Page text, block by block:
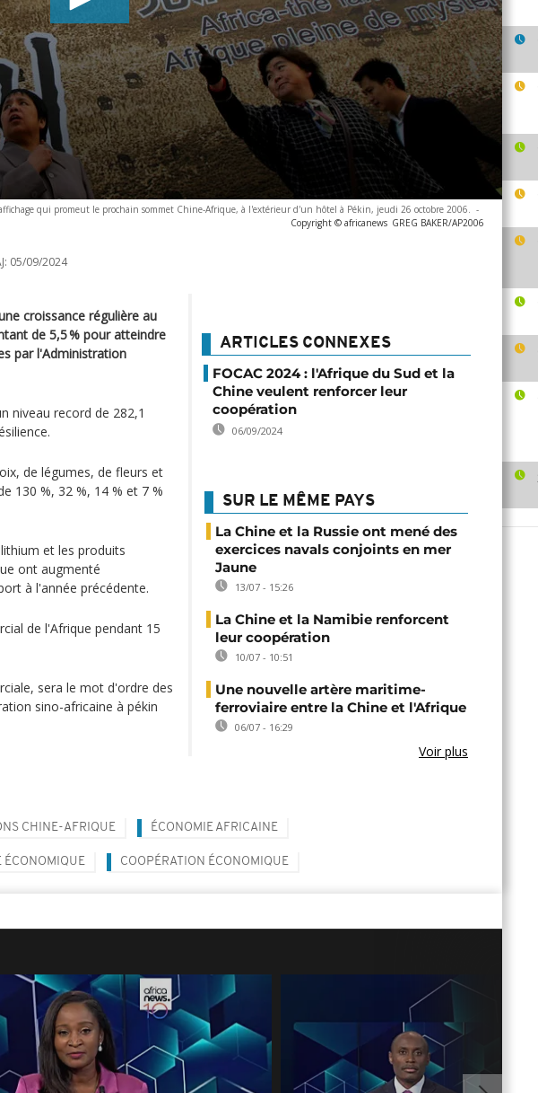
qui promeut le prochain sommet Chine-Afrique, à l'extérieur d'un hôtel à Pékin, jeudi 26 octobre 2006. -
Copyright © africanews GREG BAKER/AP2006
05/09/2024
croissance régulière au
de 5,5 % pour atteindre
par l'Administration
niveau record de 282,1
de légumes, de fleurs et
130 %, 32 %, 14 % et 7 %
et les produits
ont augmenté
à l'année précédente.
de l'Afrique pendant 15
sera le mot d'ordre des
sino-africaine à pékin
ARTICLES CONNEXES
FOCAC 2024 : l'Afrique du Sud et la
Chine veulent renforcer leur
coopération
06/09/2024
SUR LE MÊME PAYS
La Chine et la Russie ont mené des
exercices navals conjoints en mer
Jaune
13/07 - 15:26
La Chine et la Namibie renforcent
leur coopération
10/07 - 10:51
Une nouvelle artère maritime-
ferroviaire entre la Chine et l'Afrique
06/07 - 16:29
Voir plus
CHINE-AFRIQUE ÉCONOMIE AFRICAINE
ÉCONOMIQUE COOPÉRATION ÉCONOMIQUE